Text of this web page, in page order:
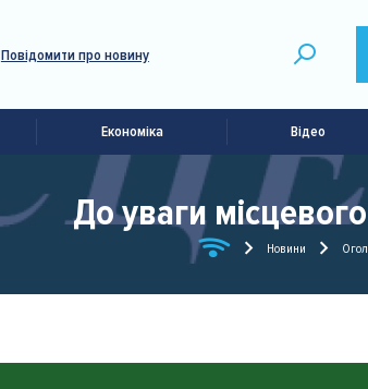
Повідомити про новину
Економіка Відео
До уваги
Новини